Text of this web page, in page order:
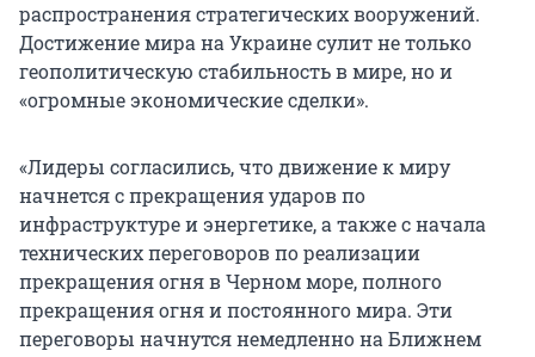
распространения стратегических вооружений.
Достижение мира на Украине сулит не только
геополитическую стабильность в мире, но и
«огромные экономические сделки».
«Лидеры согласились, что движение к миру
начнется с прекращения ударов по
инфраструктуре и энергетике, а также с начала
технических переговоров по реализации
прекращения огня в Черном море, полного
прекращения огня и постоянного мира. Эти
переговоры начнутся немедленно на Ближнем